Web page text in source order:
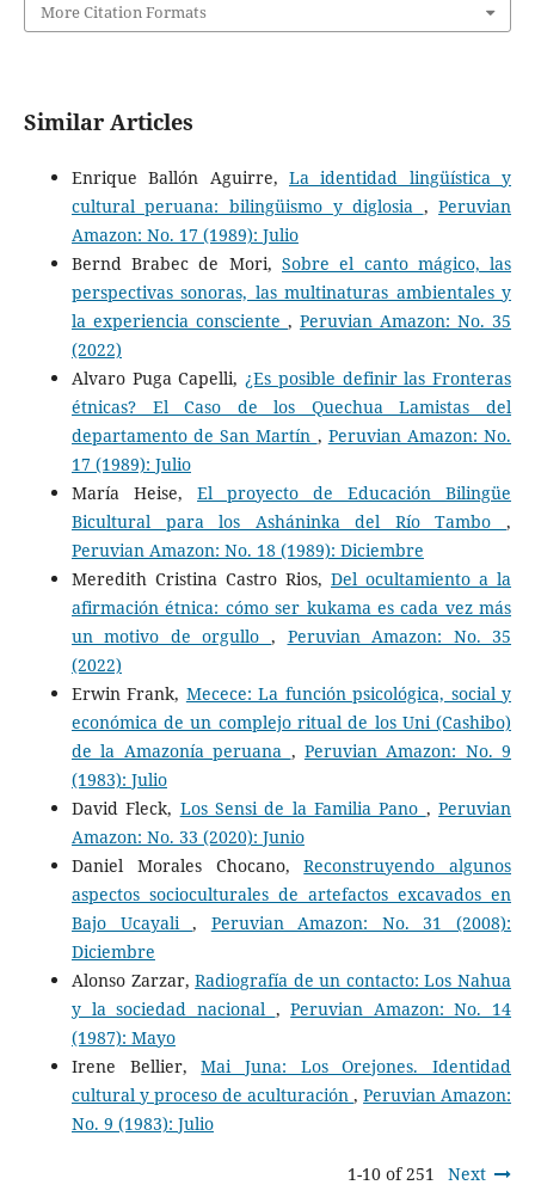
More Citation Formats
Similar Articles
Enrique Ballón Aguirre, La identidad lingüística y
cultural peruana: bilingüismo y diglosia ,Peruvian
Amazon: No. 17 (1989): Julio
Bernd Brabec de Mori, Sobre el canto mágico, las
perspectivas sonoras, las multinaturas ambientales y
la experiencia consciente ,Peruvian Amazon: No. 35
(2022)
Alvaro Puga Capelli,¿Es posible definir las Fronteras
étnicas? El Caso de los Quechua Lamistas del
departamento de San Martín , Peruvian Amazon: No.
17 (1989): Julio
María Heise, El proyecto de Educación Bilingüe
Bicultural para los Asháninka del Río Tambo,
Peruvian Amazon: No. 18 (1989): Diciembre
Meredith Cristina Castro Rios,Del ocultamiento a la
afirmación étnica: cómo ser kukama es cada vez más
un motivo de orgullo , Peruvian Amazon: No. 35
(2022)
Erwin Frank, Mecece: La función psicológica, social y
económica de un complejo ritual de los Uni (Cashibo)
de la Amazonía peruana , Peruvian Amazon: No. 9
(1983): Julio
David Fleck, Los Sensi de la Familia Pano ,Peruvian
Amazon: No. 33 (2020): Junio
Daniel Morales Chocano,Reconstruyendo algunos
aspectos socioculturales de artefactos excavados en
Bajo Ucayali, Peruvian Amazon: No. 31 (2008):
Diciembre
Alonso Zarzar,Radiografía de un contacto: Los Nahua
y la sociedad nacional ,Peruvian Amazon: No. 14
(1987): Mayo
Irene Bellier,Mai Juna: Los Orejones. Identidad
cultural y proceso de aculturación,Peruvian Amazon:
No. 9 (1983): Julio
1-10 of 251 Next